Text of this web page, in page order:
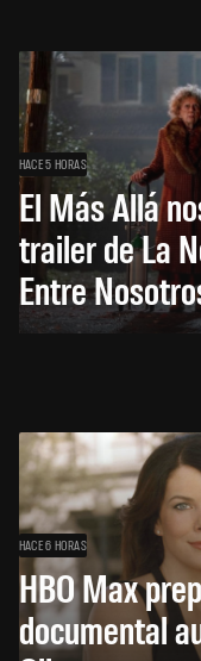
HACE 5 HORAS
El Más Allá
trailer de La
Entre
HACE 6 HORAS
HBO Max
documental